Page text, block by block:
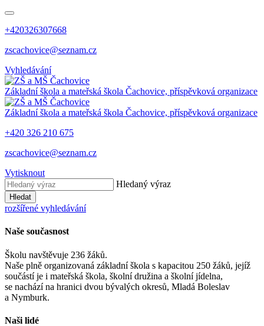
+420326307668
zscachovice@seznam.cz
Vyhledávání
Základní škola a mateřská škola Čachovice, příspěvková organizace
Základní škola a mateřská škola Čachovice, příspěvková organizace
+420 326 210 675
zscachovice@seznam.cz
Vytisknout
Hledaný výraz
Hledat
rozšířené vyhledávání
Naše současnost
Školu navštěvuje 236 žáků.
Naše plně organizovaná základní škola s kapacitou 250 žáků, jejíž
součástí je i mateřská škola, školní družina a školní jídelna,
se nachází na hranici dvou bývalých okresů, Mladá Boleslav
a Nymburk.
Naši lidé